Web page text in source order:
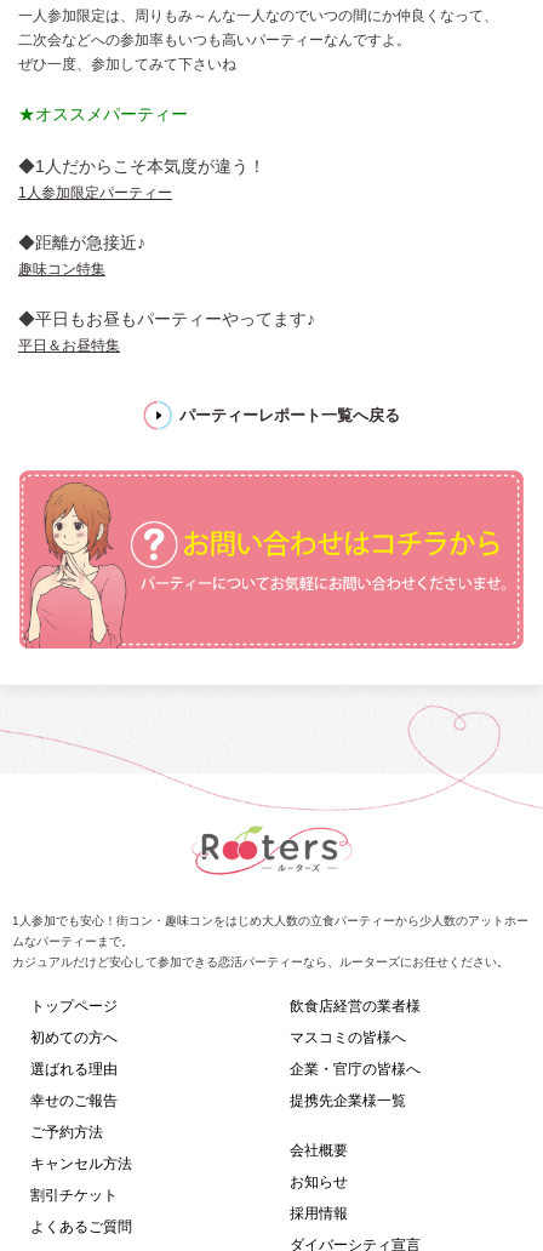
一人参加限定は、周りもみ～んな一人なのでいつの間にか仲良くなって、
二次会などへの参加率もいつも高いパーティーなんですよ。
ぜひ一度、参加してみて下さいね
★オススメパーティー
◆1人だからこそ本気度が違う！
1人参加限定パーティー
◆距離が急接近♪
趣味コン特集
◆平日もお昼もパーティーやってます♪
平日＆お昼特集
パーティーレポート一覧へ戻る
1人参加でも安心！街コン・趣味コンをはじめ大人数の立食パーティーから少人数のアットホー
ムなパーティーまで。
カジュアルだけど安心して参加できる恋活パーティーなら、ルーターズにお任せください。
トップページ
初めての方へ
選ばれる理由
幸せのご報告
ご予約方法
キャンセル方法
割引チケット
よくあるご質問
飲食店経営の業者様
マスコミの皆様へ
企業・官庁の皆様へ
提携先企業様一覧
会社概要
お知らせ
採用情報
ダイバーシティ宣言